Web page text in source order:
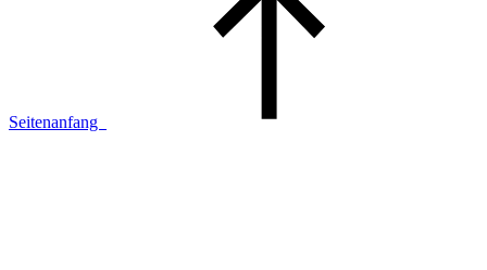
Seitenanfang